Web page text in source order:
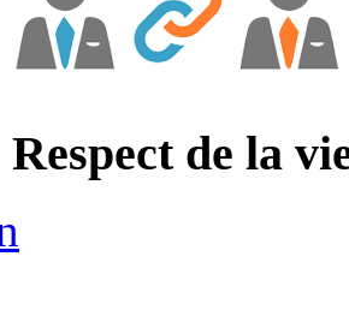
Respect de la